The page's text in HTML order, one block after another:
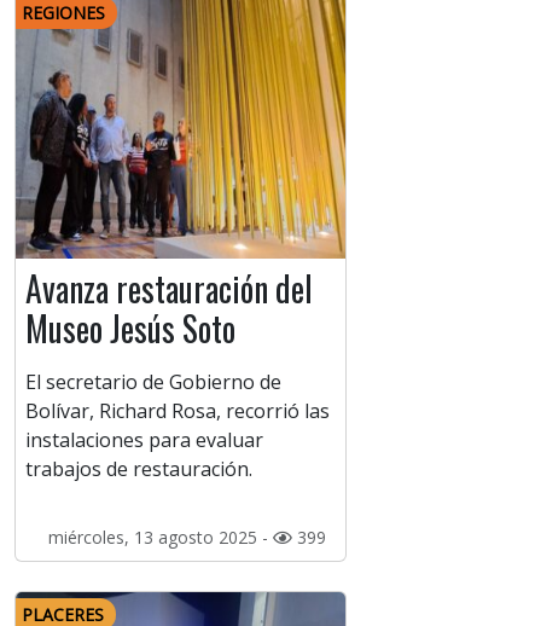
REGIONES
Avanza restauración del
Museo Jesús Soto
El secretario de Gobierno de
Bolívar, Richard Rosa, recorrió las
instalaciones para evaluar
trabajos de restauración.
miércoles, 13 agosto 2025 - 399
PLACERES